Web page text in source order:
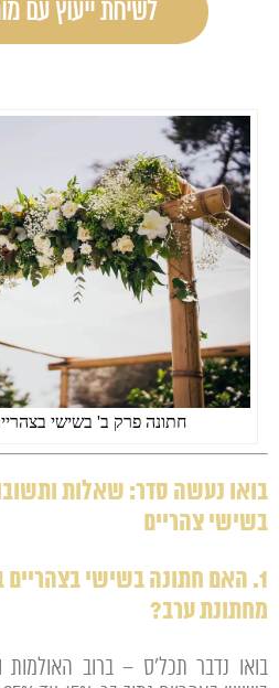
לשיחת ייעוץ עם
חתונה פרק ב' בשישי
בואו נעשה סדר: שאלות
בשישי צהריים
1. האם חתונה בשישי בצהריים
מחתונת ערב?
בואו נדבר תכל'ס – ברוב האולמות